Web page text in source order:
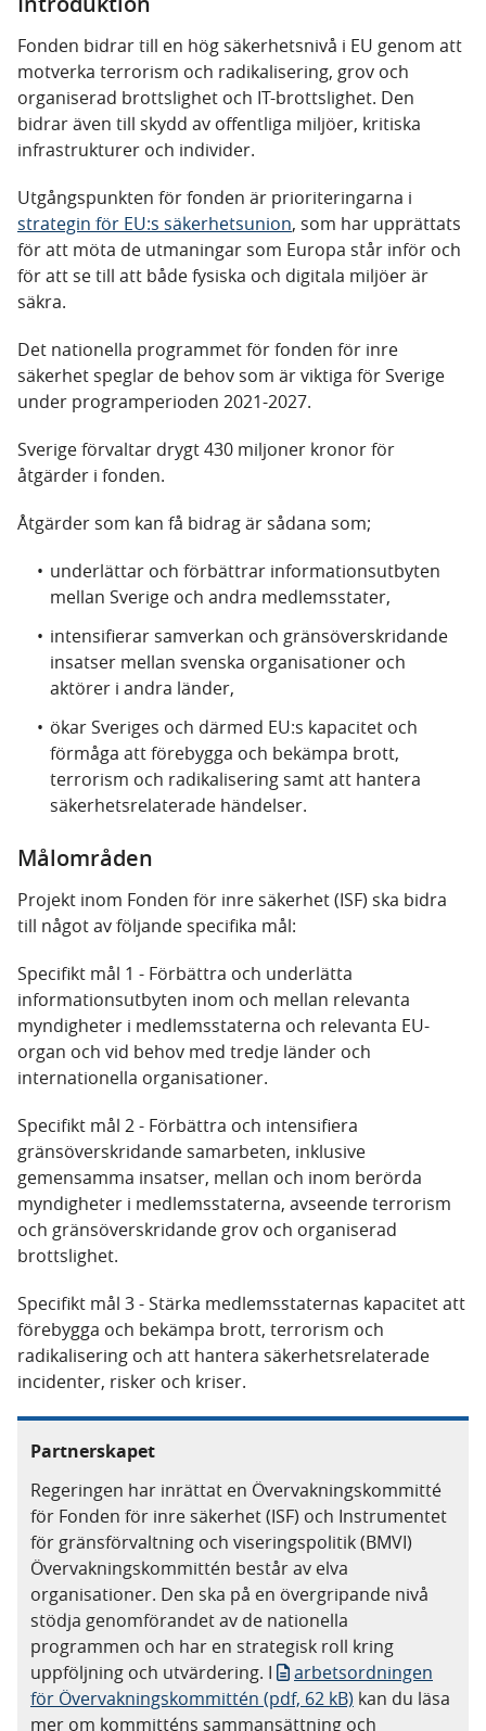
Fonden bidrar till en hög säkerhetsnivå i EU genom att
motverka terrorism och radikalisering, grov och
organiserad brottslighet och IT-brottslighet. Den
bidrar även till skydd av offentliga miljöer, kritiska
infrastrukturer och individer.
Utgångspunkten för fonden är prioriteringarna i
strategin för EU:s säkerhetsunion, som har upprättats
för att möta de utmaningar som Europa står inför och
för att se till att både fysiska och digitala miljöer är
säkra.
Det nationella programmet för fonden för inre
säkerhet speglar de behov som är viktiga för Sverige
under programperioden 2021-2027.
Sverige förvaltar drygt 430 miljoner kronor för
åtgärder i fonden.
Åtgärder som kan få bidrag är sådana som;
underlättar och förbättrar informationsutbyten
mellan Sverige och andra medlemsstater,
intensifierar samverkan och gränsöverskridande
insatser mellan svenska organisationer och
aktörer i andra länder,
ökar Sveriges och därmed EU:s kapacitet och
förmåga att förebygga och bekämpa brott,
terrorism och radikalisering samt att hantera
säkerhetsrelaterade händelser.
Målområden
Projekt inom Fonden för inre säkerhet (ISF) ska bidra
till något av följande specifika mål:
Specifikt mål 1 - Förbättra och underlätta
informationsutbyten inom och mellan relevanta
myndigheter i medlemsstaterna och relevanta EU-
organ och vid behov med tredje länder och
internationella organisationer.
Specifikt mål 2 - Förbättra och intensifiera
gränsöverskridande samarbeten, inklusive
gemensamma insatser, mellan och inom berörda
myndigheter i medlemsstaterna, avseende terrorism
och gränsöverskridande grov och organiserad
brottslighet.
Specifikt mål 3 - Stärka medlemsstaternas kapacitet att
förebygga och bekämpa brott, terrorism och
radikalisering och att hantera säkerhetsrelaterade
incidenter, risker och kriser.
Partnerskapet
Regeringen har inrättat en Övervakningskommitté
för Fonden för inre säkerhet (ISF) och Instrumentet
för gränsförvaltning och viseringspolitik (BMVI)
Övervakningskommittén består av elva
organisationer. Den ska på en övergripande nivå
stödja genomförandet av de nationella
programmen och har en strategisk roll kring
uppföljning och utvärdering. I
arbetsordningen
för Övervakningskommittén (pdf, 62 kB) kan du läsa
mer om kommitténs sammansättning och